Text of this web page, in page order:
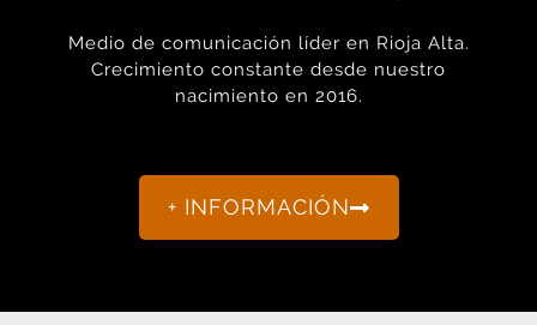
Medio de comunicación líder en Rioja Alta.
Crecimiento constante desde nuestro
nacimiento en 2016.
+ INFORMACIÓN